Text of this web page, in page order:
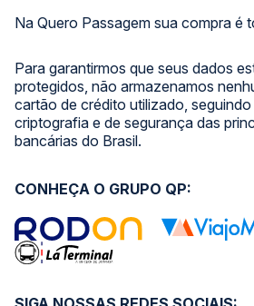
Na Quero Passagem sua compra é
Para garantirmos que seus dados
protegidos, não armazenamos
cartão de crédito utilizado,
criptografia e de segurança das
bancárias do Brasil.
CONHEÇA O GRUPO QP: